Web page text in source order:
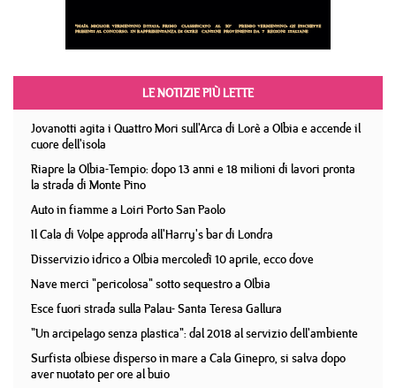
LE NOTIZIE PIÙ LETTE
Jovanotti agita i Quattro Mori sull'Arca di Lorè a Olbia e accende il
cuore dell'isola
Riapre la Olbia-Tempio: dopo 13 anni e 18 milioni di lavori pronta
la strada di Monte Pino
Auto in fiamme a Loiri Porto San Paolo
Il Cala di Volpe approda all'Harry's bar di Londra
Disservizio idrico a Olbia mercoledì 10 aprile, ecco dove
Nave merci "pericolosa" sotto sequestro a Olbia
Esce fuori strada sulla Palau- Santa Teresa Gallura
"Un arcipelago senza plastica": dal 2018 al servizio dell'ambiente
Surfista olbiese disperso in mare a Cala Ginepro, si salva dopo
aver nuotato per ore al buio